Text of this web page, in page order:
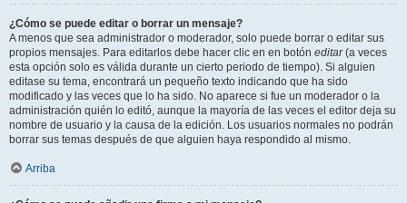
¿Cómo se puede editar o borrar un mensaje?
A menos que sea administrador o moderador, solo puede borrar o editar sus
propios mensajes. Para editarlos debe hacer clic en en botón editar(a veces
esta opción solo es válida durante un cierto periodo de tiempo). Si alguien
editase su tema, encontrará un pequeño texto indicando que ha sido
modificado y las veces que lo ha sido. No aparece si fue un moderador o la
administración quién lo editó, aunque la mayoría de las veces el editor deja su
nombre de usuario y la causa de la edición. Los usuarios normales no podrán
borrar sus temas después de que alguien haya respondido al mismo.
Arriba